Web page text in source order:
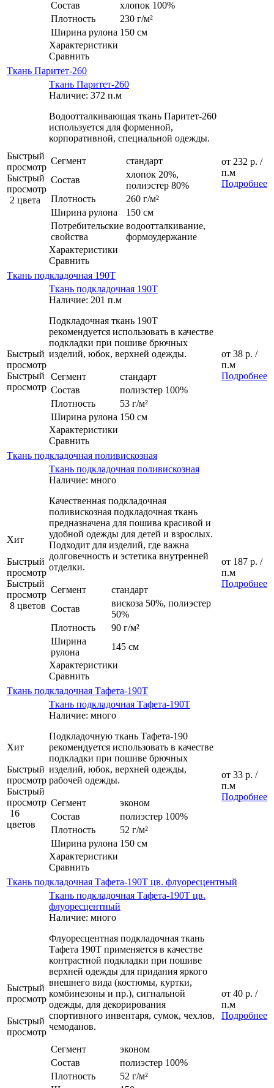
Состав
хлопок 100%
Плотность
230 г/м²
Ширина рулона 150 см
Характеристики
Сравнить
Ткань Паритет-260
Быстрый
просмотр
Быстрый
просмотр
2 цвета
Ткань Паритет-260
Наличие: 372 п.м
Водоотталкивающая ткань Паритет-260
используется для форменной,
корпоративной, специальной одежды.
Сегмент
стандарт
Состав
хлопок 20%,
полиэстер 80%
Плотность
260 г/м²
Ширина рулона
150 см
Потребительские
свойства
водоотталкивание,
формоудержание
Характеристики
Сравнить
от 232 р. /
п.м
Подробнее
Ткань подкладочная 190Т
Быстрый
просмотр
Быстрый
просмотр
Ткань подкладочная 190Т
Наличие: 201 п.м
Подкладочная ткань 190Т
рекомендуется использовать в качестве
подкладки при пошиве брючных
изделий, юбок, верхней одежды.
Сегмент
стандарт
Состав
полиэстер 100%
Плотность
53 г/м²
Ширина рулона 150 см
Характеристики
Сравнить
от 38 р. /
п.м
Подробнее
Ткань подкладочная поливискозная
Хит
Быстрый
просмотр
Быстрый
просмотр
8 цветов
Ткань подкладочная поливискозная
Наличие: много
Качественная подкладочная
поливискозная подкладочная ткань
предназначена для пошива красивой и
удобной одежды для детей и взрослых.
Подходит для изделий, где важна
долговечность и эстетика внутренней
отделки.
Сегмент
стандарт
Состав
вискоза 50%, полиэстер
50%
Плотность
90 г/м²
Ширина
рулона
145 см
Характеристики
Сравнить
от 187 р. /
п.м
Подробнее
Ткань подкладочная Тафета-190Т
Хит
Быстрый
просмотр
Быстрый
просмотр
16
цветов
Ткань подкладочная Тафета-190Т
Наличие: много
Подкладочную ткань Тафета-190
рекомендуется использовать в качестве
подкладки при пошиве брючных
изделий, юбок, верхней одежды,
рабочей одежды.
Сегмент
эконом
Состав
полиэстер 100%
Плотность
52 г/м²
Ширина рулона 150 см
Характеристики
Сравнить
от 33 р. /
п.м
Подробнее
Ткань подкладочная Тафета-190Т цв. флуоресцентный
Быстрый
просмотр
Быстрый
просмотр
Ткань подкладочная Тафета-190Т цв.
флуоресцентный
Наличие: много
Флуоресцентная подкладочная ткань
Тафета 190Т применяется в качестве
контрастной подкладки при пошиве
верхней одежды для придания яркого
внешнего вида (костюмы, куртки,
комбинезоны и пр.), сигнальной
одежды, для декорирования
спортивного инвентаря, сумок, чехлов,
чемоданов.
Сегмент
эконом
Состав
полиэстер 100%
Плотность
52 г/м²
от 40 р. /
п.м
Подробнее